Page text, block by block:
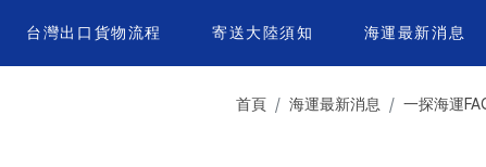
台灣出口貨物流程 寄送大陸須知 海運最新消息
首頁 海運最新消息 一探海運